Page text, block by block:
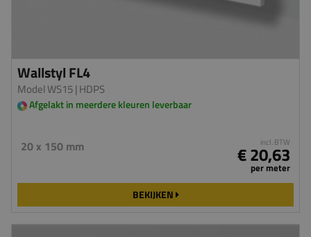
Wallstyl FL4
Model WS15| HDPS
Afgelakt in meerdere kleuren leverbaar
20 x 150 mm incl. BTW
€ 20,63
per meter
BEKIJKEN